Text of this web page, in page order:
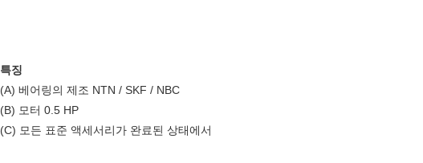
특징
(A) 베어링의 제조 NTN / SKF / NBC
(B) 모터 0.5 HP
(C) 모든 표준 액세서리가 완료된 상태에서